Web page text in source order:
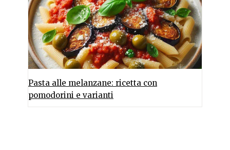
Pasta alle melanzane: ricetta con
pomodorini e varianti